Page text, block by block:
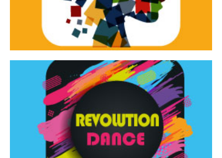
Tracce dinamiche
Revolution Dance
Rassegna di danza contemporanea – I Edizione